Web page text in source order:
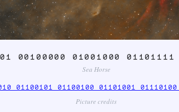
00100000 01001000 01101111
Sea Horse
01100101 01100100 01101001
Picture credits